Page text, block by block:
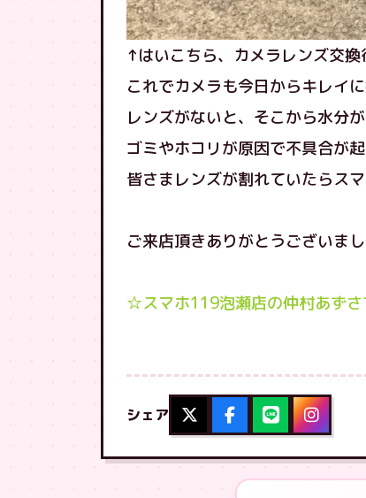
↑はいこちら、カメラレンズ交
これでカメラも今日からキレイ
レンズがないと、そこから水分
ゴミやホコリが原因で不具合が
皆さまレンズが割れていたらス
ご来店頂きありがとうございまし
☆スマホ119泡瀬店の仲村あず
シェア